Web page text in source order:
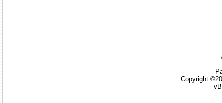
Copyright